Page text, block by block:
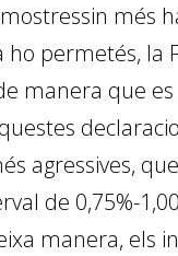
més
ho permetés,
manera que
agressives,
de 0,75%-
manera, els